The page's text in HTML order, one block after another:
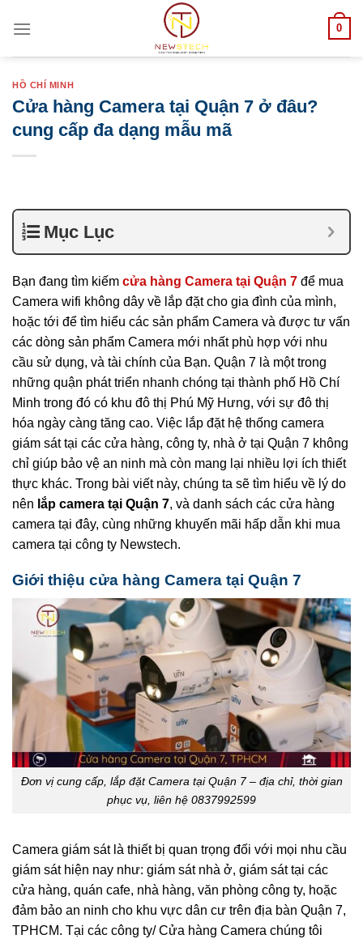
0
HỒ CHÍ MINH
Cửa hàng Camera tại Quận 7 ở đâu?
cung cấp đa dạng mẫu mã
Mục Lục
Bạn đang tìm kiếm cửa hàng Camera tại Quận 7 để mua
Camera wifi không dây về lắp đặt cho gia đình của mình,
hoặc tới để tìm hiểu các sản phẩm Camera và được tư vấn
các dòng sản phẩm Camera mới nhất phù hợp với nhu
cầu sử dụng, và tài chính của Bạn. Quận 7 là một trong
những quận phát triển nhanh chóng tại thành phố Hồ Chí
Minh trong đó có khu đô thị Phú Mỹ Hưng, với sự đô thị
hóa ngày càng tăng cao. Việc lắp đặt hệ thống camera
giám sát tại các cửa hàng, công ty, nhà ở tại Quận 7 không
chỉ giúp bảo vệ an ninh mà còn mang lại nhiều lợi ích thiết
thực khác. Trong bài viết này, chúng ta sẽ tìm hiểu về lý do
nên lắp camera tại Quận 7, và danh sách các cửa hàng
camera tại đây, cùng những khuyến mãi hấp dẫn khi mua
camera tại công ty Newstech.
Giới thiệu cửa hàng Camera tại Quận 7
Đơn vị cung cấp, lắp đặt Camera tại Quận 7 – địa chỉ, thời gian
phục vụ, liên hệ 0837992599
Camera giám sát là thiết bị quan trọng đối với mọi nhu cầu
giám sát hiện nay như: giám sát nhà ở, giám sát tại các
cửa hàng, quán cafe, nhà hàng, văn phòng công ty, hoặc
đảm bảo an ninh cho khu vực dân cư trên địa bàn Quận 7,
TPHCM. Tại các công ty/ Cửa hàng Camera chúng tôi